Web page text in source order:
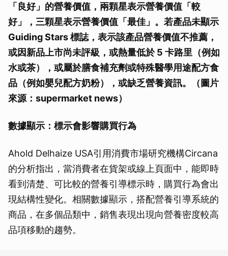
「良好」的營養價值，兩顆星表示營養價值「較
好」，三顆星表示營養價值「最佳」。若產品未顯示
Guiding Stars 標誌，表示該產品營養價值不推薦，
或因新品上市尚未評級，或熱量低於 5 卡路里（例如
水或茶），或屬於膳食補充劑或特殊醫學用途配方食
品（例如嬰兒配方奶粉），或缺乏營養資訊。（圖片
來源：supermarket news）
數據顯示：標示會影響購買行為
Ahold Delhaize USA引用消費市場研究機構Circana
的分析指出，當消費者在貨架或線上頁面中，能即時
看到清楚、可比較的營養引導標示時，購買行為會出
現結構性變化。相關數據顯示，搭配營養引導系統的
商品，在多個品類中，銷售表現出現向營養密度較高
品項移動的趨勢。